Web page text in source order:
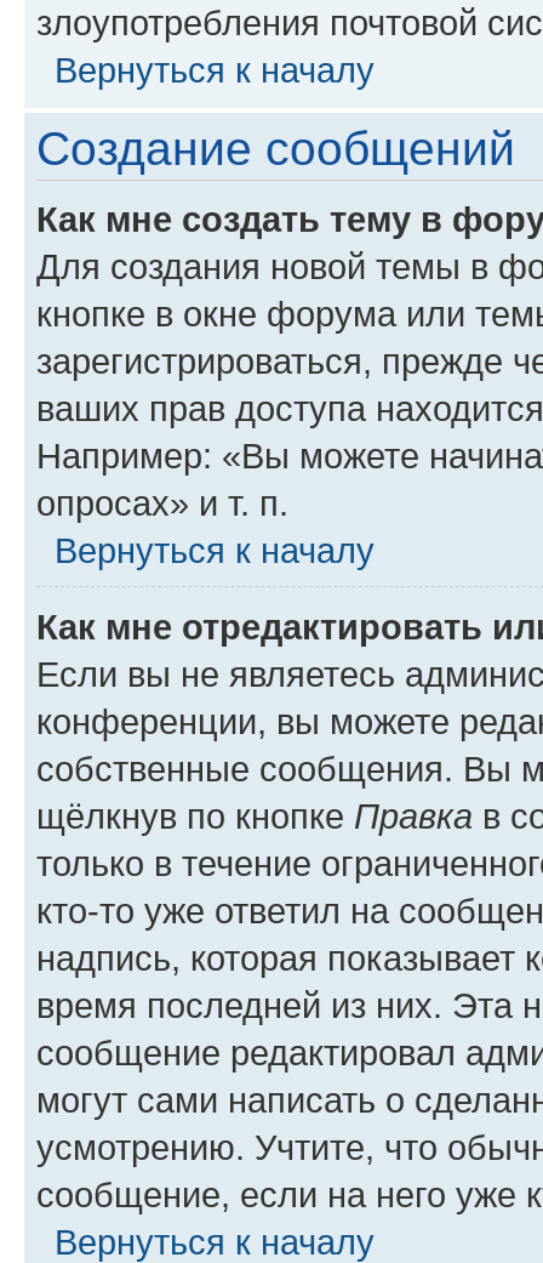
злоупотребления почтовой
Вернуться к началу
Создание сообщений
Как мне создать тему в
Для создания новой темы в
кнопке в окне форума или
зарегистрироваться, прежде
ваших прав доступа
Например: «Вы можете
опросах» и т. п.
Вернуться к началу
Как мне отредактировать
Если вы не являетесь
конференции, вы можете
собственные сообщения. Вы
щёлкнув по кнопке Правка в
только в течение
кто-то уже ответил на
надпись, которая показывает
время последней из них. Эта
сообщение редактировал
могут сами написать о
усмотрению. Учтите, что
сообщение, если на него уже
Вернуться к началу